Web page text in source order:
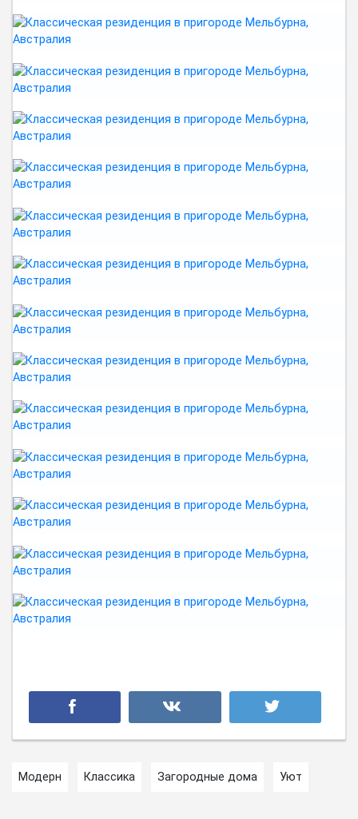
Модерн Классика Загородные дома Уют